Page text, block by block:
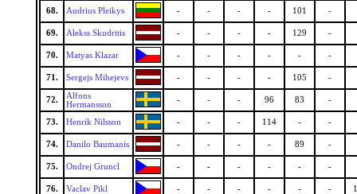
68. Audrius Pleikys - - - - 101 -
69. Alekss Skudritis - - - - 129 -
70. Matyas Klazar - - - - - -
71. Sergejs Mihejevs - - - - 105 -
72.
Alfons
Hermansson
- - - 96 83 -
73. Henrik Nilsson - - - 114 - -
74. Danilo Baumanis - - - - 89 -
75. Ondrej Gruncl - - - - - -
76. Vaclav Pikl - - - - - -